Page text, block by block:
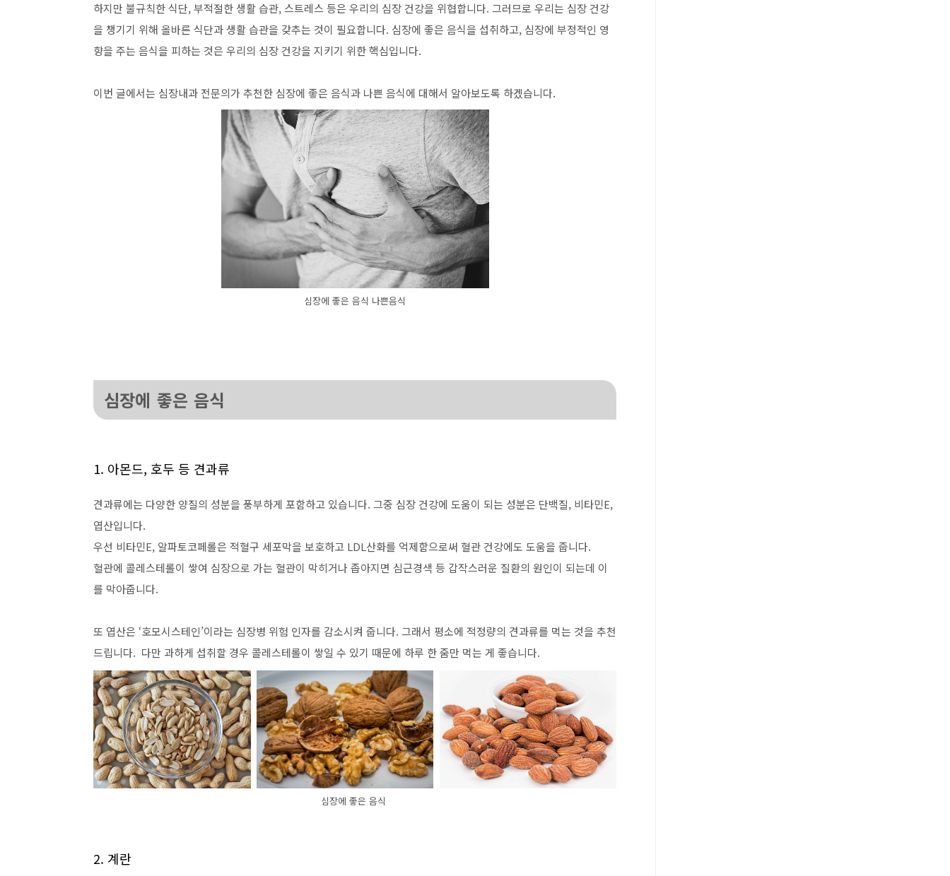
하지만 불규칙한 식단, 부적절한 생활 습관, 스트레스 등은 우리의 심장 건강을 위협합니다. 그러므로 우리는 심장 건강
을 챙기기 위해 올바른 식단과 생활 습관을 갖추는 것이 필요합니다. 심장에 좋은 음식을 섭취하고, 심장에 부정적인 영
향을 주는 음식을 피하는 것은 우리의 심장 건강을 지키기 위한 핵심입니다.
이번 글에서는 심장내과 전문의가 추천한 심장에 좋은 음식과 나쁜 음식에 대해서 알아보도록 하겠습니다.
심장에 좋은 음식 나쁜음식
심장에 좋은 음식
1. 아몬드, 호두 등 견과류
견과류에는 다양한 양질의 성분을 풍부하게 포함하고 있습니다. 그중 심장 건강에 도움이 되는 성분은 단백질, 비타민E,
엽산입니다.
우선 비타민E, 알파토코페롤은 적혈구 세포막을 보호하고 LDL산화를 억제함으로써 혈관 건강에도 도움을 줍니다.
혈관에 콜레스테롤이 쌓여 심장으로 가는 혈관이 막히거나 좁아지면 심근경색 등 갑작스러운 질환의 원인이 되는데 이
를 막아줍니다.
또 엽산은 ‘호모시스테인’이라는 심장병 위험 인자를 감소시켜 줍니다. 그래서 평소에 적정량의 견과류를 먹는 것을 추천
드립니다. 다만 과하게 섭취할 경우 콜레스테롤이 쌓일 수 있기 때문에 하루 한 줌만 먹는 게 좋습니다.
심장에 좋은 음식
2. 계란